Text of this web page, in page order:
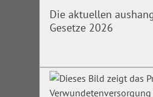
Die aktuellen
Gesetze 2026